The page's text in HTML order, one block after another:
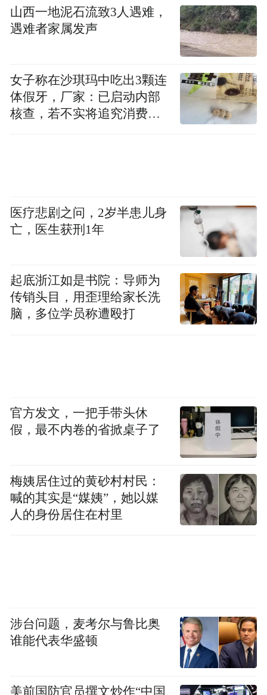
山西一地泥石流致3人遇难，
遇难者家属发声
女子称在沙琪玛中吃出3颗连
体假牙，厂家：已启动内部
核查，若不实将追究消费者
医疗悲剧之问，2岁半患儿身
亡，医生获刑1年
起底浙江如是书院：导师为
传销头目，用歪理给家长洗
脑，多位学员称遭殴打
官方发文，一把手带头休
假，最不内卷的省掀桌子了
梅姨居住过的黄砂村村民：
喊的其实是“媒姨”，她以媒
人的身份居住在村里
涉台问题，麦考尔与鲁比奥
谁能代表华盛顿
美前国防官员撰文炒作“中国